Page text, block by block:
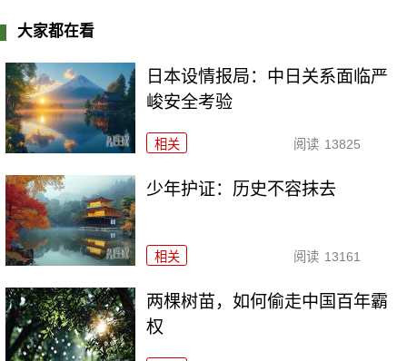
大家都在看
日本设情报局：中日关系面临严
峻安全考验
相关 阅读 13825
少年护证：历史不容抹去
相关 阅读 13161
两棵树苗，如何偷走中国百年霸
权